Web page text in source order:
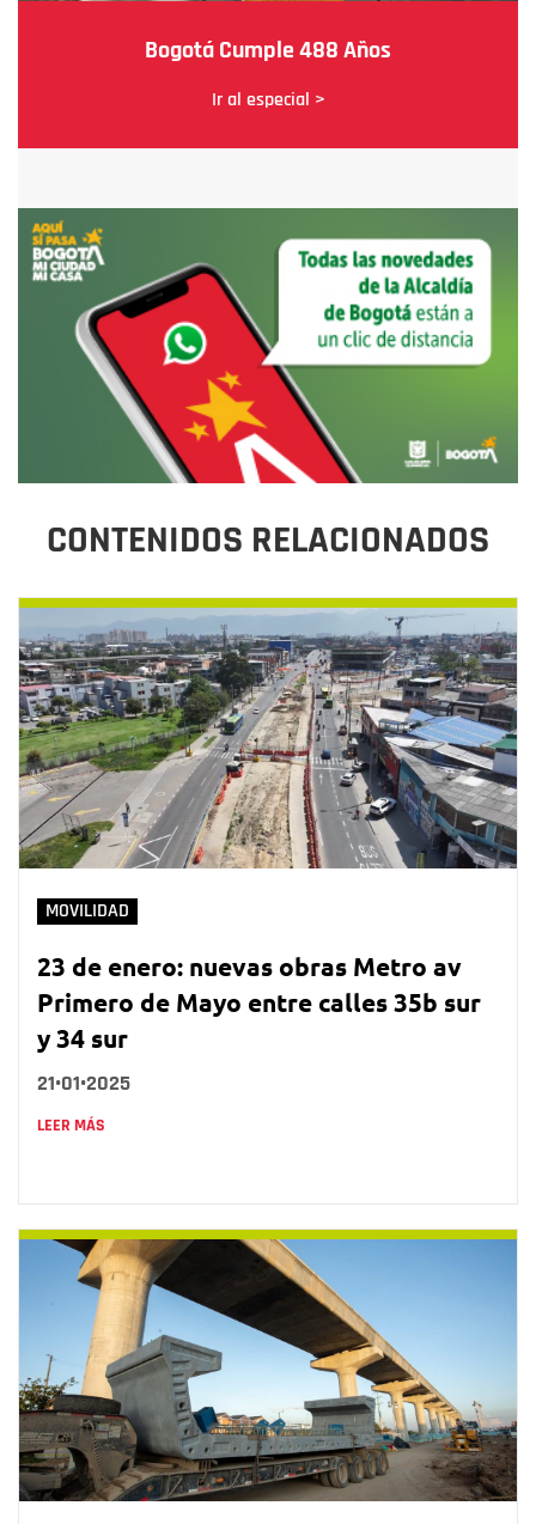
Bogotá Cumple 488 Años
Ir al especial >
CONTENIDOS RELACIONADOS
MOVILIDAD
23 de enero: nuevas obras Metro av
Primero de Mayo entre calles 35b sur
y 34 sur
21•01•2025
LEER MÁS